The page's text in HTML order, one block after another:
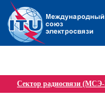
Сектор радиосвязи